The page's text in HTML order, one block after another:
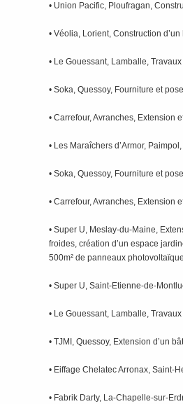
• Union Pacific, Ploufragan,
• Véolia, Lorient, Construction
• Le Gouessant, Lamballe,
• Soka, Quessoy, Fourniture et
• Carrefour, Avranches, Extension
• Les Maraîchers d’Armor,
• Soka, Quessoy, Fourniture et
• Carrefour, Avranches, Extension
• Super U, Meslay-du-Maine,
froides, création d’un espace
500m² de panneaux
• Super U, Saint-Etienne-de-
• Le Gouessant, Lamballe,
• TJMI, Quessoy, Extension d’un
• Eiffage Chelatec Arronax, Saint-
• Fabrik Darty, La-Chapelle-sur-